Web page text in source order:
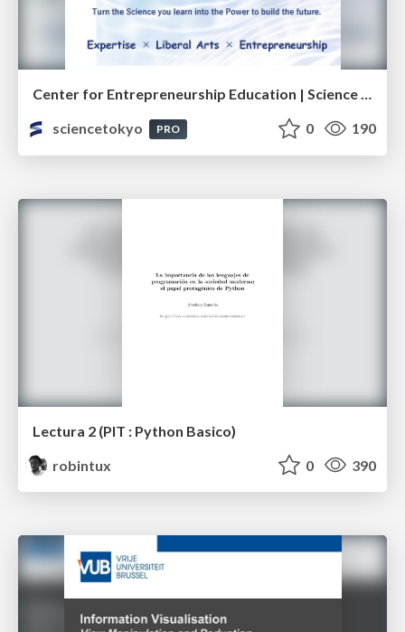
Center for Entrepreneurship Education | Science Tokyo (Institute of Science Tokyo)
sciencetokyo
PRO 0 190
Lectura 2 (PIT : Python Basico)
robintux
0 390